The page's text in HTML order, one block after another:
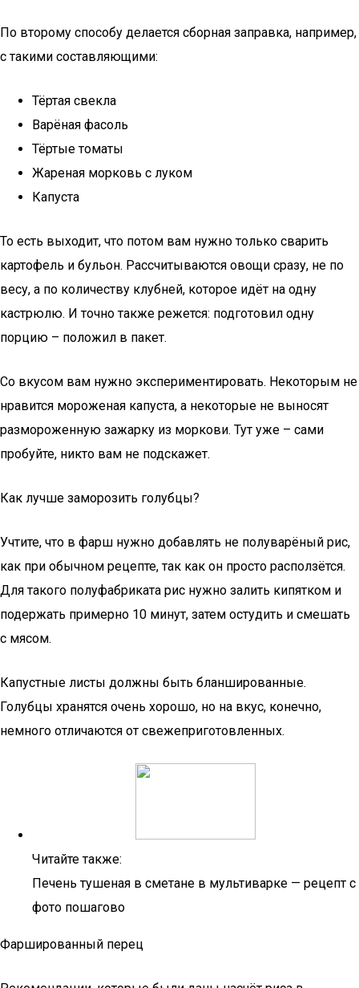
По второму способу делается сборная заправка, например,
с такими составляющими:
Тёртая свекла
Варёная фасоль
Тёртые томаты
Жареная морковь с луком
Капуста
То есть выходит, что потом вам нужно только сварить
картофель и бульон. Рассчитываются овощи сразу, не по
весу, а по количеству клубней, которое идёт на одну
кастрюлю. И точно также режется: подготовил одну
порцию – положил в пакет.
Со вкусом вам нужно экспериментировать. Некоторым не
нравится мороженая капуста, а некоторые не выносят
размороженную зажарку из моркови. Тут уже – сами
пробуйте, никто вам не подскажет.
Как лучше заморозить голубцы?
Учтите, что в фарш нужно добавлять не полуварёный рис,
как при обычном рецепте, так как он просто расползётся.
Для такого полуфабриката рис нужно залить кипятком и
подержать примерно 10 минут, затем остудить и смешать
с мясом.
Капустные листы должны быть бланшированные.
Голубцы хранятся очень хорошо, но на вкус, конечно,
немного отличаются от свежеприготовленных.
Читайте также:
Печень тушеная в сметане в мультиварке — рецепт с
фото пошагово
Фаршированный перец